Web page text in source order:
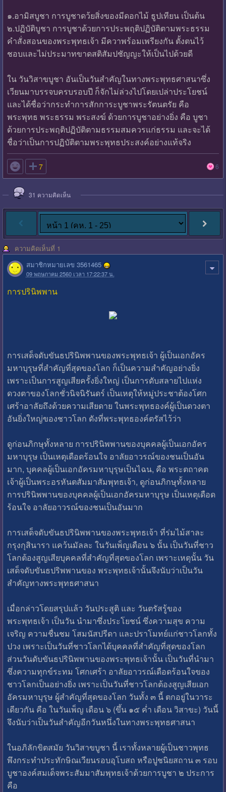
๑.อามิสบูชา การบูชาดว้ยสิ่งของมีดอกไม้ ธูปเทียน เป็นต้น
๒.ปฏิบัติบูชา การบูชาด้วยการประพฤติปฏิบัติตามพระธรรม
คำสั่งสอนของพระพุทธเจ้า มีควาพร้อมเพรียงกัน ตั้งตนไว้
ชอบและไม่ประมาทขาดสติสัมปชัญญะให้เป็นไปด้วยดี
ใน วันวิสาขบูชา อันเป็นวันสำคัญในทางพระพุทธศาสนาซึ่ง
เวียนมาบรรจบครบรอบปี ก็จักไม่ล่วงไปโดยเปล่าประโยชน์
และได้ชื่อว่ากระทำการสักการะบูชาพระรัตนตรัย คือ
พระพุทธ พระธรรม พระสงฆ์ ด้วยการบูชาอย่างยิ่ง คือ บูชา
ด้วยการประพฤติปฏิบัติตามธรรมสมควรแก่ธรรม และจะได้
ชื่อว่าเป็นการปฏิบัติตามพระพุทธประสงค์อย่างแท้จริง
 7 6
31 ความคิดเห็น
ความคิดเห็นที่ 1
สมาชิกหมายเลข 3561465
09 พฤษภาคม 2560 เวลา 17:22:37 น.
การปรินิพพาน
การเสด็จดับขันธปรินิพพานของพระพุทธเจ้า ผู้เป็นเอกอัคร
มหาบุรุษที่สำคัญที่สุดของโลก ก็เป็นความสำคัญอย่างยิ่ง
เพราะเป็นการสูญเสียครั้งยิ่งใหญ่ เป็นการดับสลายไปแห่ง
ดวงตาของโลกชั่วนิจนิรันดร์ เป็นเหตุให้หมู่ประชาต้องโศก
เศร้าอาลัยถึงด้วยความเสียดาย ในพระพุทธองค์ผู้เป็นดวงตา
อันยิ่งใหญ่ของชาวโลก ดังที่พระพุทธองค์ตรัสไว้ว่า
ดูก่อนภิกษุทั้งหลาย การปรินิพพานของบุคคลผู้เป็นเอกอัคร
มหาบุรุษ เป็นเหตุเดือดร้อนใจ อาลัยอาวรณ์ของชนเป็นอัน
มาก, บุคคลผู้เป็นเอกอัครมหาบุรุษเป็นไฉน, คือ พระตถาคต
เจ้าผู้เป็นพระอรหันตสัมมาสัมพุทธเจ้า, ดูก่อนภิกษุทั้งหลาย
การปรินิพพานของบุคคลผู้เป็นเอกอัครมหาบุรุษ เป็นเหตุเดือด
ร้อนใจ อาลัยอาวรณ์ของชนเป็นอันมาก
การเสด็จดับขันธปรินิพพานของพระพุทธเจ้า ที่ร่มไม้สาละ
กรุงกุสินารา แคว้นมัลละ ในวันเพ็ญเดือน ๖ นั้น เป็นวันที่ชาว
โลกต้องสูญเสียบุคคลที่สำคัญที่สุดของโลก เพราะเหตุนั้น วัน
เสด็จดับขันธปริพพานของ พระพุทธเจ้านั้นจึงนับว่าเป็นวัน
สำคัญทางพระพุทธศาสนา
เมื่อกล่าวโดยสรุปแล้ว วันประสูติ และ วันตรัสรู้ของ
พระพุทธเจ้า เป็นวัน นำมาซึ่งประโยชน์ ซึ่งความสุข ความ
เจริญ ความชื่นชม โสมนัสปรีดา และปราโมทย์แก่ชาวโลกทั้ง
ปวง เพราะเป็นวันที่ชาวโลกได้บุคคลที่สำคัญที่สุดของโลก
ส่วนวันดับขันธปรินิพพานของพระพุทธเจ้านั้น เป็นวันที่นำมา
ซึ่งความทุกข์ระทม โศกเศร้า อาลัยอาวรณ์เดือดร้อนใจของ
ชาวโลกเป็นอย่างยิ่ง เพราะเป็นวันที่ชาวโลกต้องสูญเสียเอก
อัครมหาบุรุษ ผู้สำคัญที่สุดของโลก วันทั้ง ๓ นี้ ตกอยู่ในวาระ
เดียวกัน คือ ในวันเพ็ญ เดือน ๖ (ขึ้น ๑๕ ค่ำ เดือน วิสาขะ) วันนี้
จึงนับว่าเป็นวันสำคัญอีกวันหนึ่งในทางพระพุทธศาสนา
ในอภิลักขิตสมัย วันวิสาขบูชา นี้ เราทั้งหลายผู้เป็นชาวพุทธ
พึงกระทำประทักษิณเวียนรอบอุโบสถ หรือปูชนิยสถาน ๓ รอบ
บูชาองค์สมเด็จพระสัมมาสัมพุทธเจ้าด้วยการบูชา ๒ ประการ
คือ